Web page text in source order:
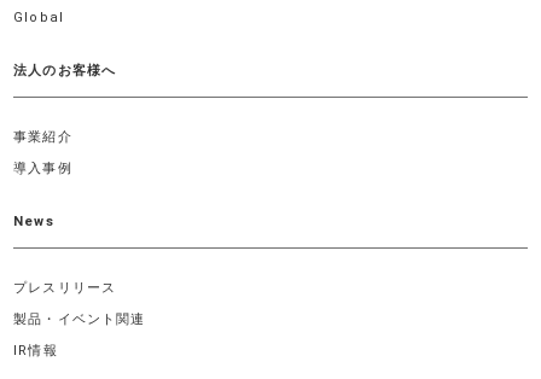
Global
法人のお客様へ
事業紹介
導入事例
News
プレスリリース
製品・イベント関連
IR情報